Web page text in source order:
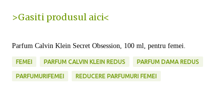
>Gasiti produsul aici<
Parfum Calvin Klein Secret Obsession, 100 ml, pentru femei.
FEMEI PARFUM CALVIN KLEIN REDUS PARFUM DAMA REDUS
PARFUMURIFEMEI REDUCERE PARFUMURI FEMEI